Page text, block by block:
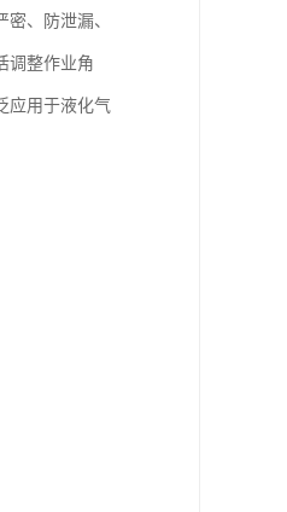
、防泄漏、
调整作业角
应用于液化气